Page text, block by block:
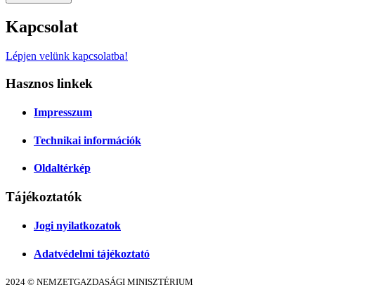
Kapcsolat
Lépjen velünk kapcsolatba!
Hasznos linkek
Impresszum
Technikai információk
Oldaltérkép
Tájékoztatók
Jogi nyilatkozatok
Adatvédelmi tájékoztató
2024 © NEMZETGAZDASÁGI MINISZTÉRIUM